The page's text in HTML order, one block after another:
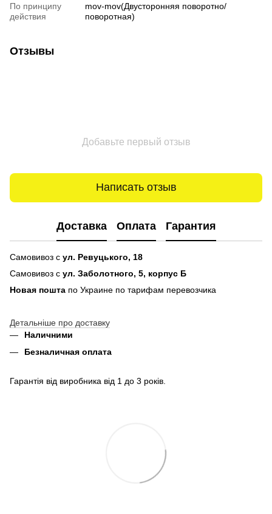
По принципу
действия
mov-mov(Двусторонняя поворотно/
поворотная)
Отзывы
Добавьте первый отзыв
Написать отзыв
Доставка Оплата Гарантия
Самовивоз с ул. Ревуцького, 18
Самовивоз с ул. Заболотного, 5, корпус Б
Новая пошта по Украине по тарифам перевозчика
Детальніше про доставку
Наличними
Безналичная оплата
Гарантія від виробника від 1 до 3 років.